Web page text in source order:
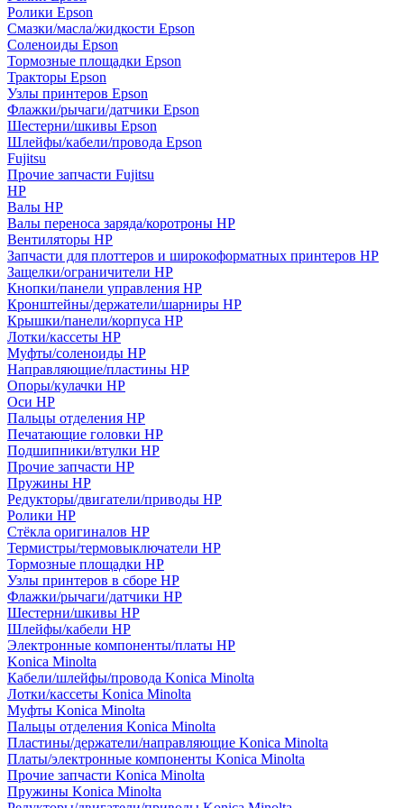
Ролики Epson
Смазки/масла/жидкости Epson
Соленоиды Epson
Тормозные площадки Epson
Тракторы Epson
Узлы принтеров Epson
Флажки/рычаги/датчики Epson
Шестерни/шкивы Epson
Шлейфы/кабели/провода Epson
Fujitsu
Прочие запчасти Fujitsu
HP
Валы HP
Валы переноса заряда/коротроны HP
Вентиляторы HP
Запчасти для плоттеров и широкоформатных принтеров HP
Защелки/ограничители HP
Кнопки/панели управления HP
Кронштейны/держатели/шарниры HP
Крышки/панели/корпуса HP
Лотки/кассеты HP
Муфты/соленоиды HP
Направляющие/пластины HP
Опоры/кулачки HP
Оси HP
Пальцы отделения HP
Печатающие головки HP
Подшипники/втулки HP
Прочие запчасти HP
Пружины HP
Редукторы/двигатели/приводы HP
Ролики HP
Стёкла оригиналов HP
Термистры/термовыключатели HP
Тормозные площадки HP
Узлы принтеров в сборе HP
Флажки/рычаги/датчики HP
Шестерни/шкивы HP
Шлейфы/кабели HP
Электронные компоненты/платы HP
Konica Minolta
Кабели/шлейфы/провода Konica Minolta
Лотки/кассеты Konica Minolta
Муфты Konica Minolta
Пальцы отделения Konica Minolta
Пластины/держатели/направляющие Konica Minolta
Платы/электронные компоненты Konica Minolta
Прочие запчасти Konica Minolta
Пружины Konica Minolta